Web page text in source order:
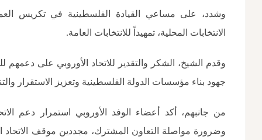
وشدد، على مساعي القيادة الفلسطينية في تكريس
الانتخابات المحلية، تمهيداً للانتخابات العامة.
وقدم الشيخ، الشكر والتقدير للاتحاد الأوروبي على
جهود بناء مؤسسات الدولة الفلسطينية وتعزيز الاستقرار
من جانبهم، أكد أعضاء الوفد الأوروبي استمرار دعم
وضرورة مواصلة التعاون المشترك، مجددين موقف الاتحاد